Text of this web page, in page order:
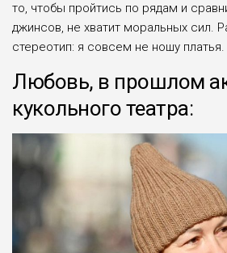
то, чтобы пройтись по рядам и
джинсов, не хватит моральных сил.
стереотип: я совсем не ношу платья.
Любовь, в прошлом
кукольного театра: